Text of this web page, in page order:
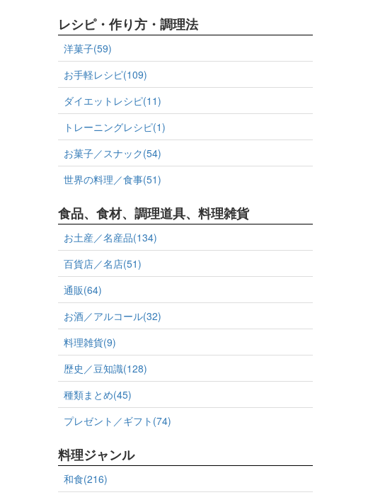
レシピ・作り方・調理法
洋菓子(59)
お手軽レシピ(109)
ダイエットレシピ(11)
トレーニングレシピ(1)
お菓子／スナック(54)
世界の料理／食事(51)
食品、食材、調理道具、料理雑貨
お土産／名産品(134)
百貨店／名店(51)
通販(64)
お酒／アルコール(32)
料理雑貨(9)
歴史／豆知識(128)
種類まとめ(45)
プレゼント／ギフト(74)
料理ジャンル
和食(216)